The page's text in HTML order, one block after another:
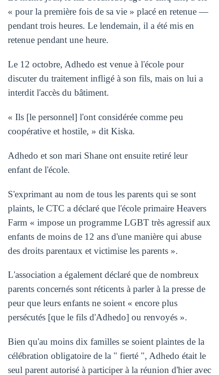
« pour la première fois de sa vie » placé en retenue —
pendant trois heures. Le lendemain, il a été mis en
retenue pendant une heure.
Le 12 octobre, Adhedo est venue à l'école pour
discuter du traitement infligé à son fils, mais on lui a
interdit l'accès du bâtiment.
« Ils [le personnel] l'ont considérée comme peu
coopérative et hostile, » dit Kiska.
Adhedo et son mari Shane ont ensuite retiré leur
enfant de l'école.
S'exprimant au nom de tous les parents qui se sont
plaints, le CTC a déclaré que l'école primaire Heavers
Farm « impose un programme LGBT très agressif aux
enfants de moins de 12 ans d'une manière qui abuse
des droits parentaux et victimise les parents ».
L'association a également déclaré que de nombreux
parents concernés sont réticents à parler à la presse de
peur que leurs enfants ne soient « encore plus
persécutés [que le fils d'Adhedo] ou renvoyés ».
Bien qu'au moins dix familles se soient plaintes de la
célébration obligatoire de la " fierté ", Adhedo était le
seul parent autorisé à participer à la réunion d'hier avec